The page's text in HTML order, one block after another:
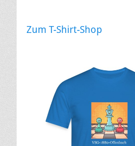
Zum T-Shirt-Shop